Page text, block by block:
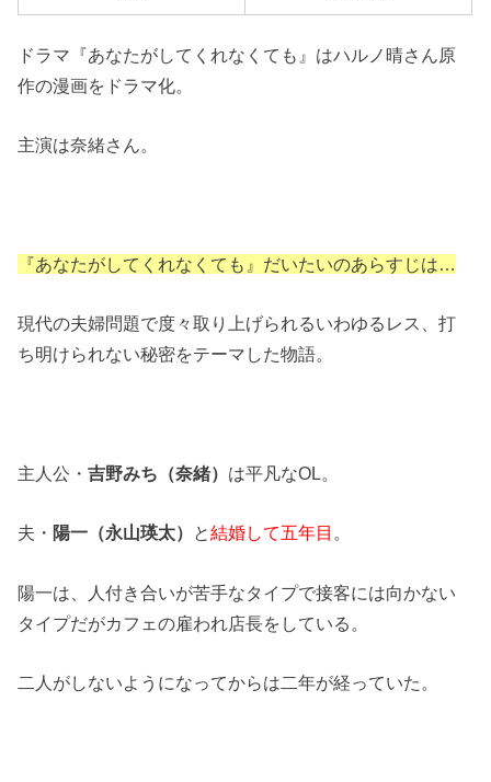
ドラマ『あなたがしてくれなくても』はハルノ晴さん原
作の漫画をドラマ化。
主演は奈緒さん。
『あなたがしてくれなくても』だいたいのあらすじは…
現代の夫婦問題で度々取り上げられるいわゆるレス、打
ち明けられない秘密をテーマした物語。
主人公・吉野みち（奈緒） は平凡なOL。
夫・ 陽一（永山瑛太） と結婚して五年目 。
陽一は、人付き合いが苦手なタイプで接客には向かない
タイプだがカフェの雇われ店長をしている。
二人がしないようになってからは二年が経っていた。